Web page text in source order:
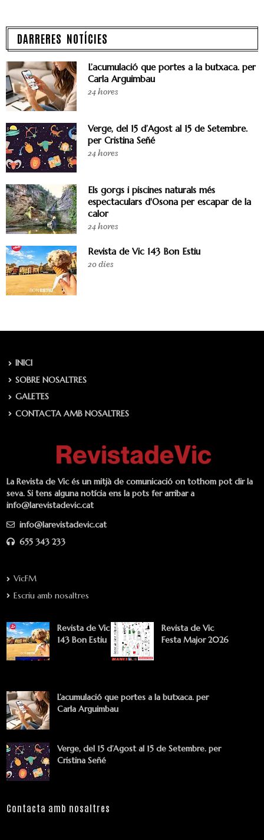
DARRERES NOTÍCIES
L’acumulació que portes a la butxaca. per
Carla Arguimbau
24 hores
Verge, del 15 d’Agost al 15 de Setembre.
per Cristina Señé
24 hores
Els gorgs i piscines naturals més
espectaculars d'Osona per escapar de la
calor
24 hores
Revista de Vic 143 Bon Estiu
20 dies
INICI
SOBRE NOSALTRES
GALETES
CONTACTA AMB NOSALTRES
La Revista de Vic és un mitjà de comunicació on tothom pot dir la
seva. Si tens alguna notícia ens la pots fer arribar a
info@larevistadevic.cat
info@larevistadevic.cat
655 343 233
VicFM
Escriu amb nosaltres
Revista de Vic
143 Bon Estiu
Revista de Vic
Festa Major 2026
L’acumulació que portes a la butxaca. per
Carla Arguimbau
Verge, del 15 d’Agost al 15 de Setembre. per
Cristina Señé
Contacta amb nosaltres